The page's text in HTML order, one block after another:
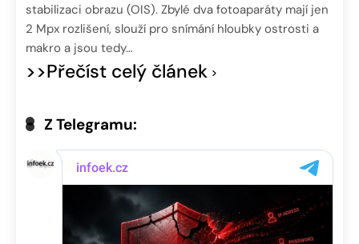
stabilizaci obrazu (OIS). Zbylé dva fotoaparáty mají jen
2 Mpx rozlišení, slouží pro snímání hloubky ostrosti a
makro a jsou tedy…
>>Přečíst celý článek
Z Telegramu: